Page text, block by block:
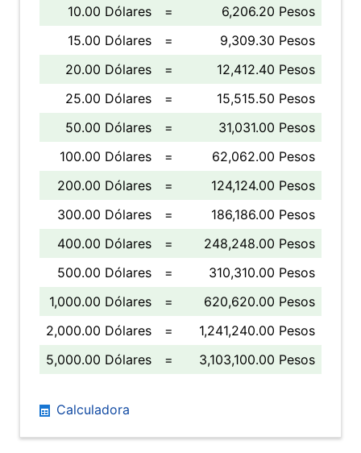
10.00 Dólares
=
6,206.20 Pesos
15.00 Dólares
=
9,309.30 Pesos
20.00 Dólares
=
12,412.40 Pesos
25.00 Dólares
=
15,515.50 Pesos
50.00 Dólares
=
31,031.00 Pesos
100.00 Dólares
=
62,062.00 Pesos
200.00 Dólares
=
124,124.00 Pesos
300.00 Dólares
=
186,186.00 Pesos
400.00 Dólares
=
248,248.00 Pesos
500.00 Dólares
=
310,310.00 Pesos
1,000.00 Dólares
=
620,620.00 Pesos
2,000.00 Dólares
=
1,241,240.00 Pesos
5,000.00 Dólares
= 3,103,100.00 Pesos
Calculadora